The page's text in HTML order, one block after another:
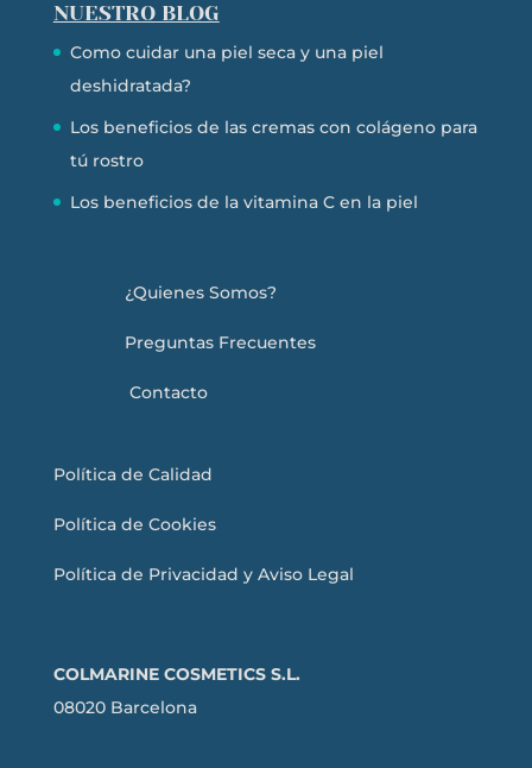
NUESTRO BLOG
Como cuidar una piel seca y una piel
deshidratada?
Los beneficios de las cremas con colágeno para
tú rostro
Los beneficios de la vitamina C en la piel
¿Quienes Somos?
Preguntas Frecuentes
Contacto
Política de Calidad
Política de Cookies
Política de Privacidad y Aviso Legal
COLMARINE COSMETICS S.L.
08020 Barcelona